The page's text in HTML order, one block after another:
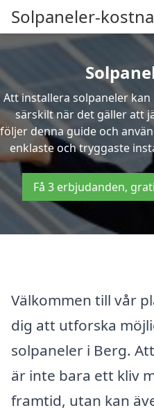
Solpaneler-
Att installera solpaneler
särskilt när det gäller att
följer denna guide och
enklaste och tryggaste
Få 3 erbjudanden,
Välkommen till vår
dig att utforska
solpaneler i Berg.
är inte bara ett kliv
framtid, utan kan